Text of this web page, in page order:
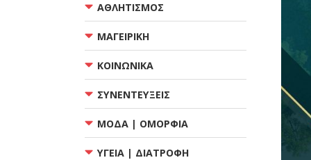
ΑΘΛΗΤΙΣΜΟΣ
ΜΑΓΕΙΡΙΚΗ
ΚΟΙΝΩΝΙΚΑ
ΣΥΝΕΝΤΕΥΞΕΙΣ
ΜΟΔΑ | ΟΜΟΡΦΙΑ
ΥΓΕΙΑ | ΔΙΑΤΡΟΦΗ